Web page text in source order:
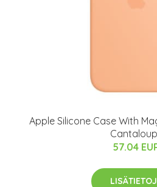
Apple Silicone Case With
57.04